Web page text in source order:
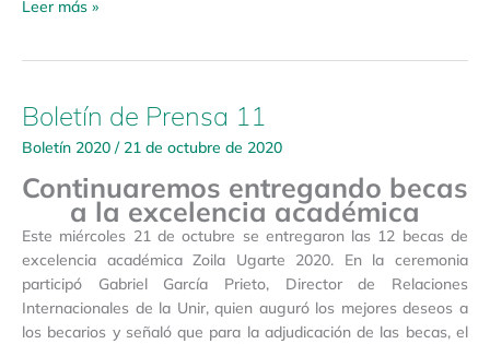
Leer más »
Boletín de Prensa 11
Boletín 2020 / 21 de octubre de 2020
Continuaremos entregando becas
a la excelencia académica
Este miércoles 21 de octubre se entregaron las 12 becas de
excelencia académica Zoila Ugarte 2020. En la ceremonia
participó Gabriel García Prieto, Director de Relaciones
Internacionales de la Unir, quien auguró los mejores deseos a
los becarios y señaló que para la adjudicación de las becas, el
Boletín
Prensa
11